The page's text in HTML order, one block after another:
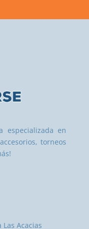
especializada en
torneos
Acacias